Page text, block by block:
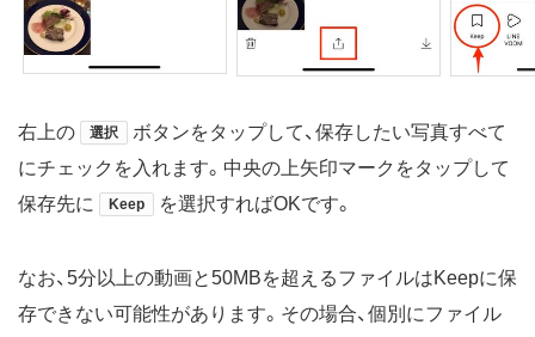
右上の 選択
ボタンをタップして、保存したい写真すべて
にチェックを入れます。中央の上矢印マークをタップして
保存先に
Keep を選択すればOKです。
なお、5分以上の動画と50MBを超えるファイルはKeepに保
存できない可能性があります。その場合、個別にファイル